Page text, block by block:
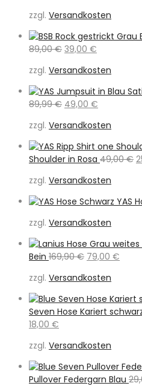
zzgl. Versandkosten
89,00€ Ursprünglicher
war:
89,00 €
39,00 €
ist:
39,00 €.
zzgl. Versandkosten
89,99€ Ursprünglicher
war:
89,99 €
49,00 €
ist:
49,00 €.
zzgl. Versandkosten
Shoulder in Rosa 49,00€
zzgl. Versandkosten
YAS
zzgl. Versandkosten
Bein 169,90€ Ursprünglicher
war:
169,90 €
79,00 €
zzgl. Versandkosten
Seven Hose Kariert
Ursprünglicher
war:
29,99 €
18,00 €
ist:
18,00 €.
zzgl. Versandkosten
Pullover Federgarn Blau